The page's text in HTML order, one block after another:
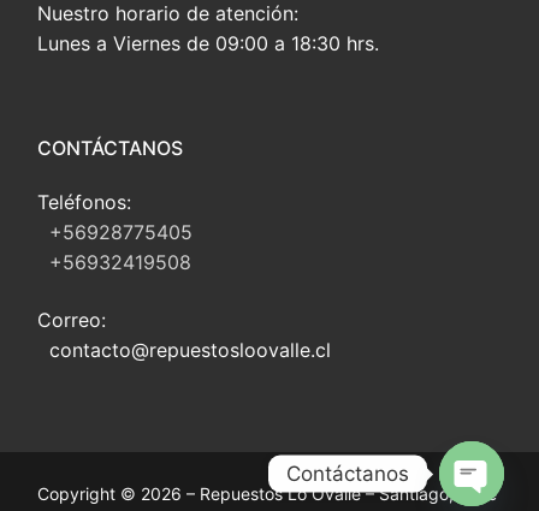
Nuestro horario de atención:
Lunes a Viernes de 09:00 a 18:30 hrs.
CONTÁCTANOS
Teléfonos:
+56928775405
+56932419508
Correo:
contacto@repuestosloovalle.cl
Copyright © 2026 – Repuestos Lo Ovalle – Santiago, Chile
Contáctanos